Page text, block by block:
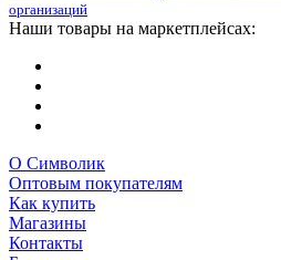
организаций
Наши товары на маркетплейсах:
О Символик
Оптовым покупателям
Как купить
Магазины
Контакты